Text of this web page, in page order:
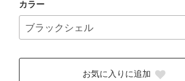
カラー
お気に入りに追加